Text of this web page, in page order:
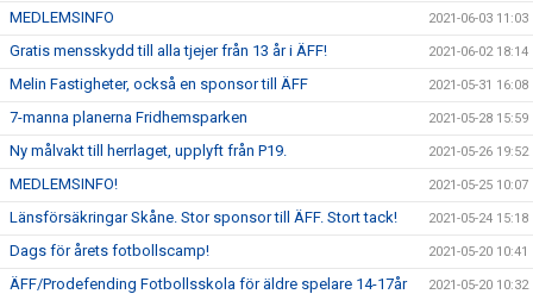
MEDLEMSINFO 2021-06-03 11:03
Gratis mensskydd till alla tjejer från 13 år i ÄFF! 2021-06-02 18:14
Melin Fastigheter, också en sponsor till ÄFF 2021-05-31 16:08
7-manna planerna Fridhemsparken 2021-05-28 15:59
Ny målvakt till herrlaget, upplyft från P19. 2021-05-26 19:52
MEDLEMSINFO! 2021-05-25 10:07
Länsförsäkringar Skåne. Stor sponsor till ÄFF. Stort tack! 2021-05-24 15:18
Dags för årets fotbollscamp! 2021-05-20 10:41
ÄFF/Prodefending Fotbollsskola för äldre spelare 14-17år 2021-05-20 10:32